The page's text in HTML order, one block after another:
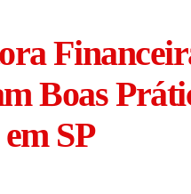
Boas
SP